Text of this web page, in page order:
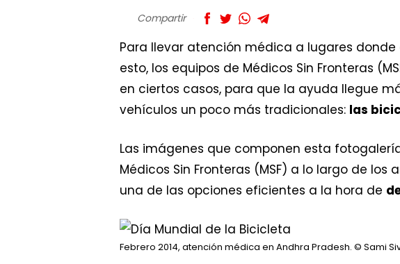
Compartir
Para llevar atención médica a lugares
esto, los equipos de Médicos Sin Fronteras
en ciertos casos, para que la ayuda llegue
vehículos un poco más tradicionales: las
Las imágenes que componen esta
Médicos Sin Fronteras (MSF) a lo largo de
una de las opciones eficientes a la hora de
Febrero 2014, atención médica en Andhra Pradesh. © Sami